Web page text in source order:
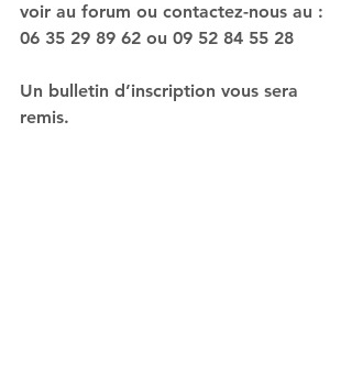
voir au forum ou contactez-nous au :
06 35 29 89 62 ou 09 52 84 55 28
Un bulletin d’inscription vous sera
remis.